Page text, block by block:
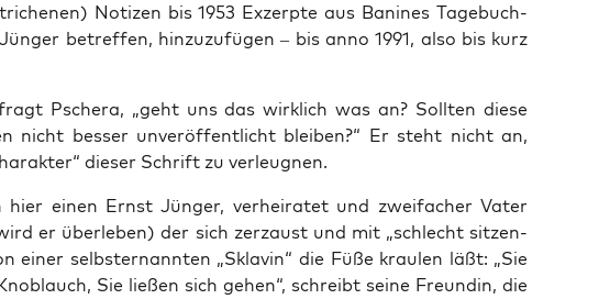
Noti­zen bis 1953 Exzerp­te aus Bani­nes Tage­buch­
betref­fen, hin­zu­zu­fü­gen – bis anno 1991, also bis kurz
Psche­ra, „geht uns das wirk­lich was an? Soll­ten die­se
nicht bes­ser unver­öf­fent­licht blei­ben?“ Er steht nicht an,
die­ser Schrift zu verleugnen.
hier einen Ernst Jün­ger, ver­hei­ra­tet und zwei­fa­cher Vater
er über­le­ben) der sich zer­zaust und mit „schlecht sit­zen­
einer selbst­er­nann­ten „Skla­vin“ die Füße krau­len läßt: „Sie
Sie lie­ßen sich gehen“, schreibt sei­ne Freun­din, die